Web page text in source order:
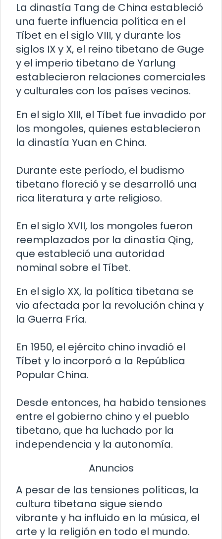
La dinastía Tang de China estableció
una fuerte influencia política en el
Tíbet en el siglo VIII, y durante los
siglos IX y X, el reino tibetano de Guge
y el imperio tibetano de Yarlung
establecieron relaciones comerciales
y culturales con los países vecinos.
En el siglo XIII, el Tíbet fue invadido por
los mongoles, quienes establecieron
la dinastía Yuan en China.
Durante este período, el budismo
tibetano floreció y se desarrolló una
rica literatura y arte religioso.
En el siglo XVII, los mongoles fueron
reemplazados por la dinastía Qing,
que estableció una autoridad
nominal sobre el Tíbet.
En el siglo XX, la política tibetana se
vio afectada por la revolución china y
la Guerra Fría.
En 1950, el ejército chino invadió el
Tíbet y lo incorporó a la República
Popular China.
Desde entonces, ha habido tensiones
entre el gobierno chino y el pueblo
tibetano, que ha luchado por la
independencia y la autonomía.
Anuncios
A pesar de las tensiones políticas, la
cultura tibetana sigue siendo
vibrante y ha influido en la música, el
arte y la religión en todo el mundo.